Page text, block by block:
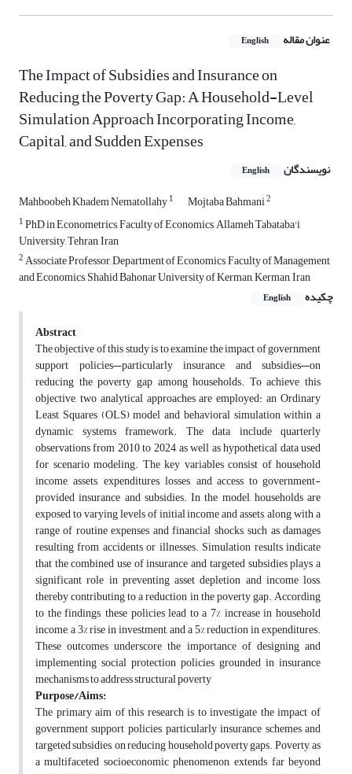
عنوان مقاله English
The Impact of Subsidies and Insurance on
Reducing the Poverty Gap: A Household-Level
Simulation Approach Incorporating Income,
Capital, and Sudden Expenses
نویسندگان English
Mahboobeh Khadem Nematollahy1 Mojtaba Bahmani2
1PhD in Econometrics, Faculty of Economics, Allameh Tabataba'i
University, Tehran, Iran
2Associate Professor, Department of Economics, Faculty of Management
and Economics, Shahid Bahonar University of Kerman, Kerman, Iran
چکیده
English
Abstract
The objective of this study is to examine the impact of government
support policies—particularly insurance and subsidies—on
reducing the poverty gap among households. To achieve this
objective, two analytical approaches are employed: an Ordinary
Least Squares (OLS) model and behavioral simulation within a
dynamic systems framework. The data include quarterly
observations from 2010 to 2024, as well as hypothetical data used
for scenario modeling. The key variables consist of household
income, assets, expenditures, losses, and access to government-
provided insurance and subsidies. In the model, households are
exposed to varying levels of initial income and assets, along with a
range of routine expenses and financial shocks, such as damages
resulting from accidents or illnesses. Simulation results indicate
that the combined use of insurance and targeted subsidies plays a
significant role in preventing asset depletion and income loss,
thereby contributing to a reduction in the poverty gap. According
to the findings, these policies lead to a 7% increase in household
income, a 3% rise in investment, and a 5% reduction in expenditures.
These outcomes underscore the importance of designing and
implementing social protection policies grounded in insurance
mechanisms to address structural poverty
Purpose/Aims:
The primary aim of this research is to investigate the impact of
government support policies, particularly insurance schemes and
targeted subsidies, on reducing household poverty gaps. Poverty, as
a multifaceted socioeconomic phenomenon, extends far beyond